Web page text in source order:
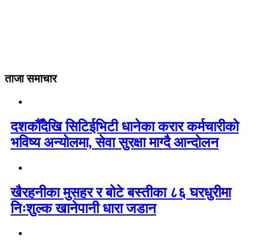
ताजा समाचार
दशकौँदेखि सिटिईभिटी धानेका करार कर्मचारीको
भविष्य अन्योलमा, सेवा सुरक्षा माग्दै आन्दोलन
खैरहनीका मुसहर र बोटे बस्तीका ८६ घरधुरीमा
निःशुल्क खानेपानी धारा जडान